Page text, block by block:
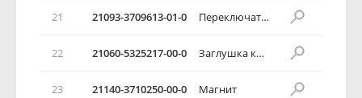
21 21093-3709613-01-0 Переключатель стеклоподъемников
22 21060-5325217-00-0 Заглушка кнопки
23 21140-3710250-00-0 Магнит